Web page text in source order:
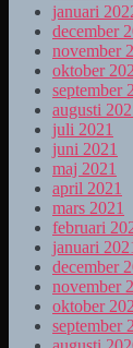
januari
december
november
oktober
september
augusti
juli 2021
juni 2021
maj 2021
april 2021
mars 2021
februari
januari
december
november
oktober
september